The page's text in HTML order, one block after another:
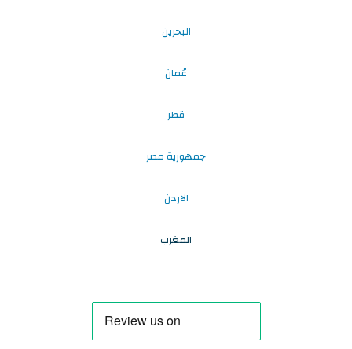
البحرين
عُمان
قطر
جمهورية مصر
الاردن
المغرب